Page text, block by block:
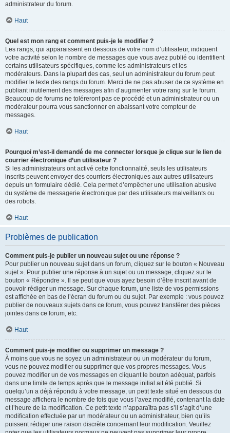
administrateur du forum.
Haut
Quel est mon rang et comment puis-je le modifier ?
Les rangs, qui apparaissent en dessous de votre nom d’utilisateur, indiquent
votre activité selon le nombre de messages que vous avez publié ou identifient
certains utilisateurs spécifiques, comme les administrateurs et les
modérateurs. Dans la plupart des cas, seul un administrateur du forum peut
modifier le texte des rangs du forum. Merci de ne pas abuser de ce système en
publiant inutilement des messages afin d’augmenter votre rang sur le forum.
Beaucoup de forums ne toléreront pas ce procédé et un administrateur ou un
modérateur pourra vous sanctionner en abaissant votre compteur de
messages.
Haut
Pourquoi m’est-il demandé de me connecter lorsque je clique sur le lien de
courrier électronique d’un utilisateur ?
Si les administrateurs ont activé cette fonctionnalité, seuls les utilisateurs
inscrits peuvent envoyer des courriers électroniques aux autres utilisateurs
depuis un formulaire dédié. Cela permet d’empêcher une utilisation abusive
du système de messagerie électronique par des utilisateurs malveillants ou
des robots.
Haut
Problèmes de publication
Comment puis-je publier un nouveau sujet ou une réponse ?
Pour publier un nouveau sujet dans un forum, cliquez sur le bouton « Nouveau
sujet ». Pour publier une réponse à un sujet ou un message, cliquez sur le
bouton « Répondre ». Il se peut que vous ayez besoin d’être inscrit avant de
pouvoir rédiger un message. Sur chaque forum, une liste de vos permissions
est affichée en bas de l’écran du forum ou du sujet. Par exemple : vous pouvez
publier de nouveaux sujets dans ce forum, vous pouvez transférer des pièces
jointes dans ce forum, etc.
Haut
Comment puis-je modifier ou supprimer un message ?
À moins que vous ne soyez un administrateur ou un modérateur du forum,
vous ne pouvez modifier ou supprimer que vos propres messages. Vous
pouvez modifier un de vos messages en cliquant le bouton adéquat, parfois
dans une limite de temps après que le message initial ait été publié. Si
quelqu’un a déjà répondu à votre message, un petit texte situé en dessous du
message affichera le nombre de fois que vous l’avez modifié, contenant la date
et l’heure de la modification. Ce petit texte n’apparaîtra pas s’il s’agit d’une
modification effectuée par un modérateur ou un administrateur, bien qu’ils
puissent rédiger une raison discrète concernant leur modification. Veuillez